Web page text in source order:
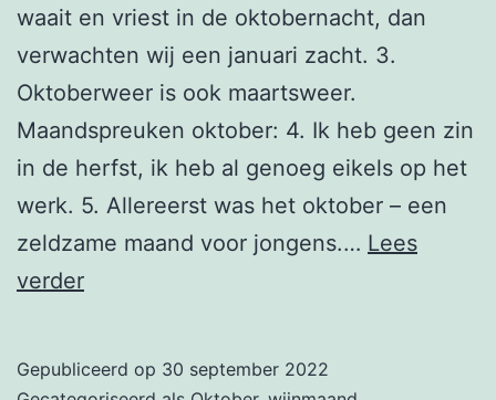
waait en vriest in de oktobernacht, dan
verwachten wij een januari zacht. 3.
Oktoberweer is ook maartsweer.
Maandspreuken oktober: 4. Ik heb geen zin
in de herfst, ik heb al genoeg eikels op het
werk. 5. Allereerst was het oktober – een
zeldzame maand voor jongens.… Lees
verder8
Gepubliceerd op 30 september 2022